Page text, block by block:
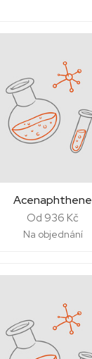
Acenaphthene
Od 936 Kč
Na objednání